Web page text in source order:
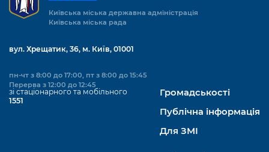
Київська міська державна адміністрація
Київська міська рада
вул. Хрещатик, 36, м. Київ, 01001
пн-чт з 8:00 до 17:00, пт з 8:00 до 15:45
Перерва з 12:00 до 12:45
зі стаціонарного та мобільного
1551
Громадськості
Публічна інформація
Для ЗМІ